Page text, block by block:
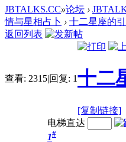
JBTALKS.CC»论坛 ›
情与星相占卜 › 十二星座的
返回列表
查看: 2315|回复: 1十二
[复制链接]
电梯直达
1#